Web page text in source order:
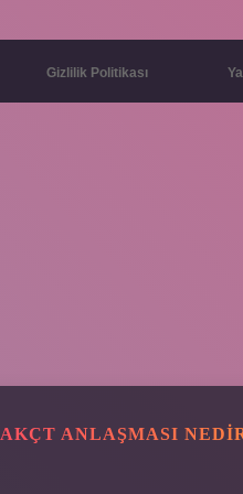
Gizlilik Politikası
AKÇT ANLAŞMASI